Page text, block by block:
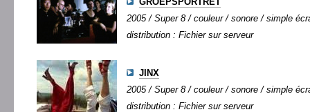
2005 / Super 8 / couleur / sonore / simple
distribution : Fichier sur serveur
JINX
2005 / Super 8 / couleur / sonore / simple
distribution : Fichier sur serveur